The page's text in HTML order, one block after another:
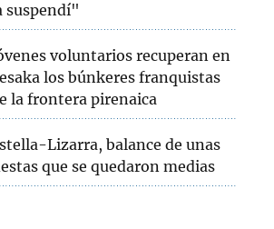
suspendí"
voluntarios recuperan en
los búnkeres franquistas
la frontera pirenaica
Lizarra, balance de unas
que se quedaron medias